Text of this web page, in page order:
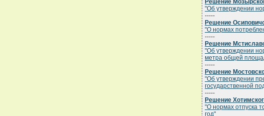
Решение
"Об утверждении
-----
Решение
"О нормах
-----
Решение
"Об утверждении
метра общей
-----
Решение
"Об утверждении
государственной
-----
Решение
"О нормах отпуска
год"